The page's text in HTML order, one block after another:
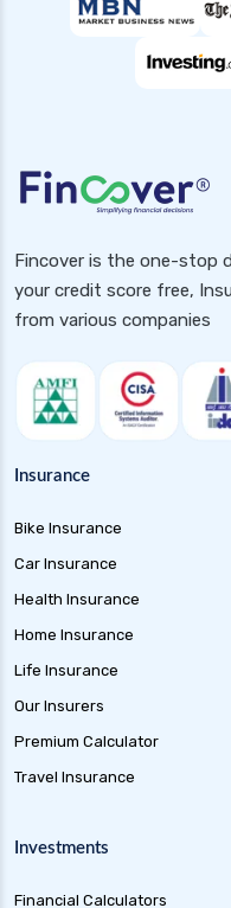
Fincover is the one-stop
your credit score free,
from various companies
Insurance
Bike Insurance
Car Insurance
Health Insurance
Home Insurance
Life Insurance
Our Insurers
Premium Calculator
Travel Insurance
Investments
Financial Calculators